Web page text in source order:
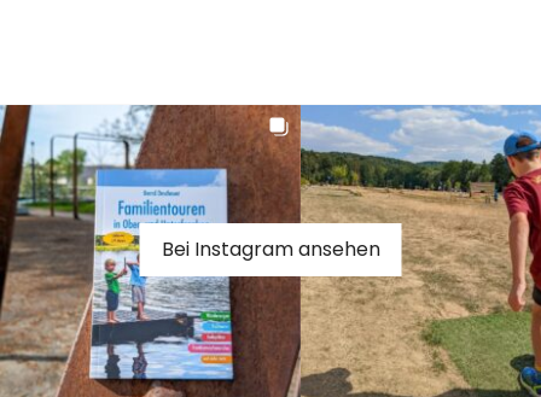
Bei Instagram ansehen